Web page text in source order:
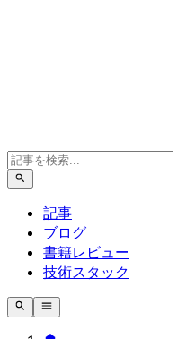
記事
ブログ
書籍レビュー
技術スタック